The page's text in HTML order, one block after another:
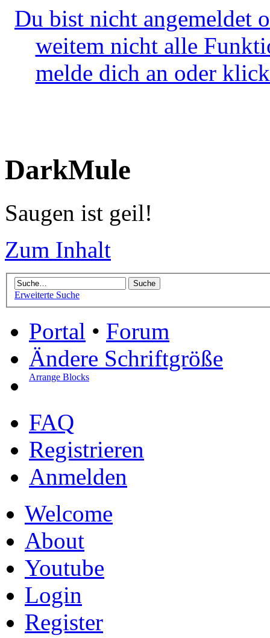
Du bist nicht angemeldet
weitem nicht alle
melde dich an oder
DarkMule
Saugen ist geil!
Zum Inhalt
Erweiterte Suche
Portal • Forum
Ändere Schriftgröße
Arrange Blocks
FAQ
Registrieren
Anmelden
Welcome
About
Youtube
Login
Register